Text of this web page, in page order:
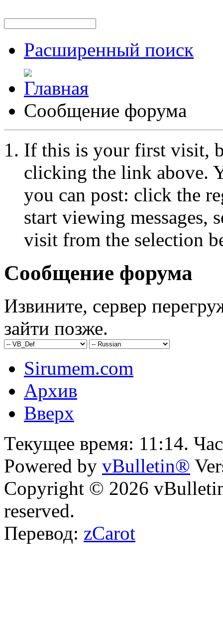
Расширенный поиск
Сообщение форума
If this is your first visit,
clicking the link above.
you can post: click the
start viewing messages,
visit from the selection
Сообщение форума
Извините, сервер
зайти позже.
Sirumem.com
Архив
Вверх
Текущее время: 11:14.
Powered by vBulletin®
Copyright © 2026
reserved.
Перевод: zCarot